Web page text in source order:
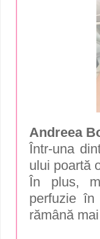
Andreea
Într-una
ului poartă
În plus,
perfuzie
rămână